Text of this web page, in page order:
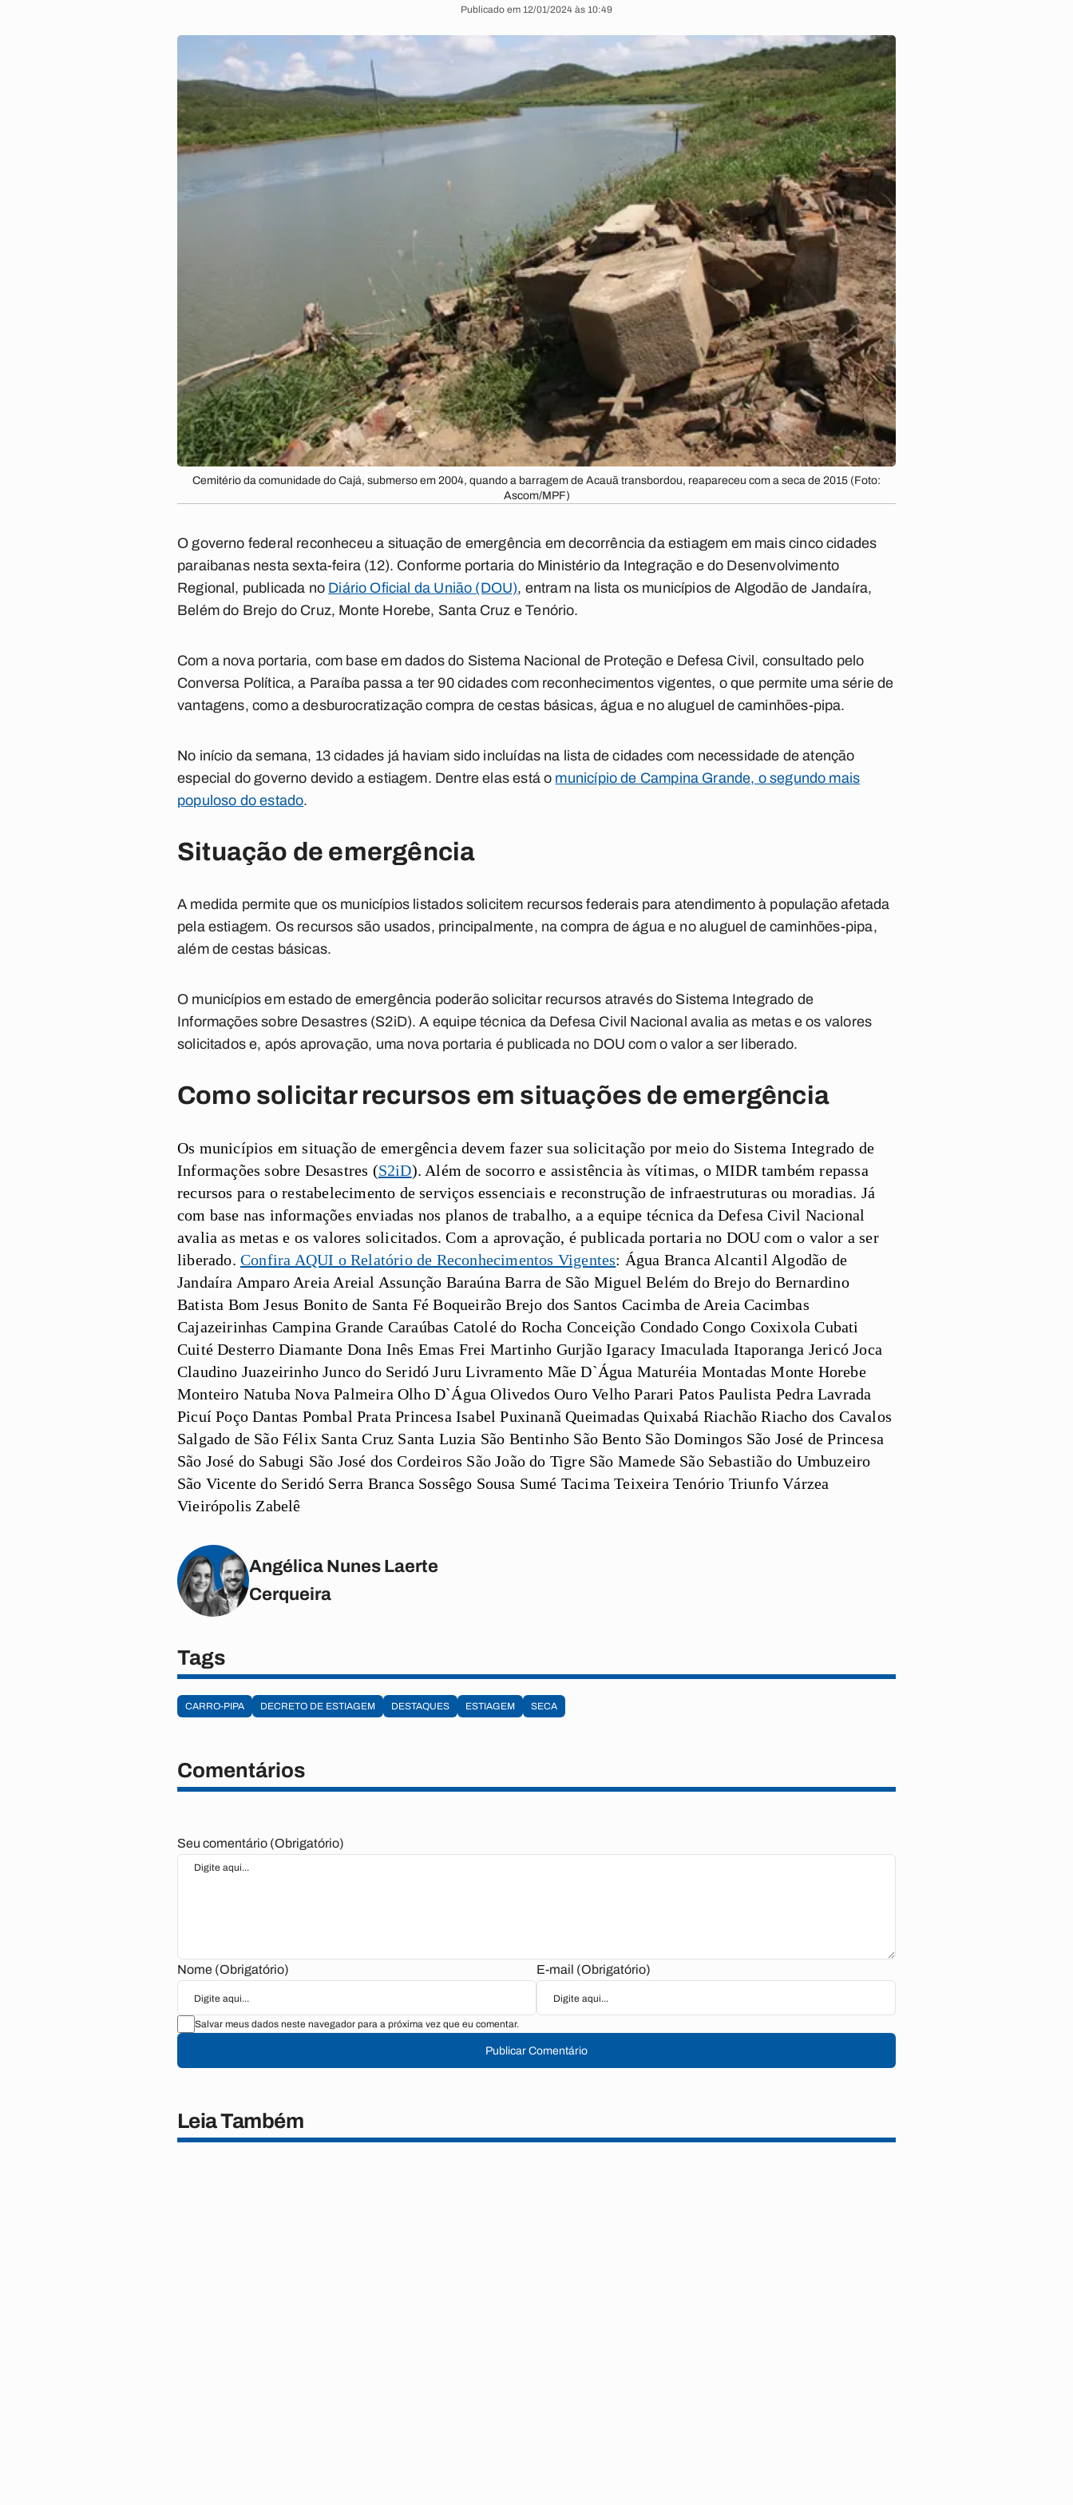
Publicado em 12/01/2024 às 10:49
Cemitério da comunidade do Cajá, submerso em 2004, quando a barragem de Acauã transbordou, reapareceu com a seca de 2015 (Foto:
Ascom/MPF)
O governo federal reconheceu a situação de emergência em decorrência da estiagem em mais cinco cidades
paraibanas nesta sexta-feira (12). Conforme portaria do Ministério da Integração e do Desenvolvimento
Regional , publicada no Diário Oficial da União (DOU), entram na lista os municípios de Algodão de Jandaíra,
Belém do Brejo do Cruz, Monte Horebe, Santa Cruz e Tenório.
Com a nova portaria, com base em dados do Sistema Nacional de Proteção e Defesa Civil, consultado pelo
Conversa Política, a Paraíba passa a ter 90 cidades com reconhecimentos vigentes, o que permite uma série de
vantagens, como a desburocratização compra de cestas básicas, água e no aluguel de caminhões-pipa.
No início da semana, 13 cidades já haviam sido incluídas na lista de cidades com necessidade de atenção
especial do governo devido a estiagem. Dentre elas está o município de Campina Grande, o segundo mais
populoso do estado.
Situação de emergência
A medida permite que os municípios listados solicitem recursos federais para atendimento à população afetada
pela estiagem. Os recursos são usados, principalmente, na compra de água e no aluguel de caminhões-pipa,
além de cestas básicas.
O municípios em estado de emergência poderão solicitar recursos através do Sistema Integrado de
Informações sobre Desastres (S2iD). A equipe técnica da Defesa Civil Nacional avalia as metas e os valores
solicitados e, após aprovação, uma nova portaria é publicada no DOU com o valor a ser liberado.
Como solicitar recursos em situações de emergência
Os municípios em situação de emergência devem fazer sua solicitação por meio do Sistema Integrado de
Informações sobre Desastres (S2iD). Além de socorro e assistência às vítimas, o MIDR também repassa
recursos para o restabelecimento de serviços essenciais e reconstrução de infraestruturas ou moradias. Já
com base nas informações enviadas nos planos de trabalho, a a equipe técnica da Defesa Civil Nacional
avalia as metas e os valores solicitados. Com a aprovação, é publicada portaria no DOU com o valor a ser
liberado. Confira AQUI o Relatório de Reconhecimentos Vigentes: Água Branca Alcantil Algodão de
Jandaíra Amparo Areia Areial Assunção Baraúna Barra de São Miguel Belém do Brejo do Bernardino
Batista Bom Jesus Bonito de Santa Fé Boqueirão Brejo dos Santos Cacimba de Areia Cacimbas
Cajazeirinhas Campina Grande Caraúbas Catolé do Rocha Conceição Condado Congo Coxixola Cubati
Cuité Desterro Diamante Dona Inês Emas Frei Martinho Gurjão Igaracy Imaculada Itaporanga Jericó Joca
Claudino Juazeirinho Junco do Seridó Juru Livramento Mãe D`Água Maturéia Montadas Monte Horebe
Monteiro Natuba Nova Palmeira Olho D`Água Olivedos Ouro Velho Parari Patos Paulista Pedra Lavrada
Picuí Poço Dantas Pombal Prata Princesa Isabel Puxinanã Queimadas Quixabá Riachão Riacho dos Cavalos
Salgado de São Félix Santa Cruz Santa Luzia São Bentinho São Bento São Domingos São José de Princesa
São José do Sabugi São José dos Cordeiros São João do Tigre São Mamede São Sebastião do Umbuzeiro
São Vicente do Seridó Serra Branca Sossêgo Sousa Sumé Tacima Teixeira Tenório Triunfo Várzea
Vieirópolis Zabelê
Angélica Nunes Laerte
Cerqueira
Tags
CARRO-PIPA DECRETO DE ESTIAGEM DESTAQUES ESTIAGEM SECA
Comentários
Seu comentário (Obrigatório)
Nome (Obrigatório) E-mail (Obrigatório)
Salvar meus dados neste navegador para a próxima vez que eu comentar.
Publicar Comentário
Leia Também